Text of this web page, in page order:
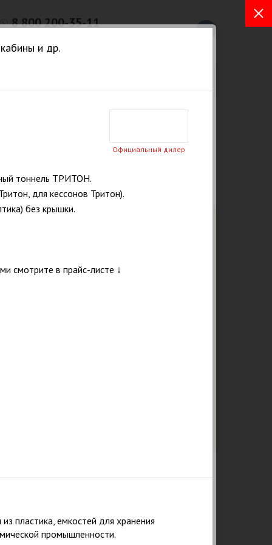
8 800 200-35-11
регионов РФ
Услуги
218
и др.
Официальный дилер
тоннель ТРИТОН.
для кессонов Тритон).
без крышки.
смотрите в прайс-листе ↓
пластика, емкостей для хранения
промышленности.